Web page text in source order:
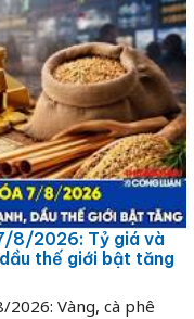
8/2026: Tỷ giá và
thế giới bật tăng
2026: Vàng, cà phê